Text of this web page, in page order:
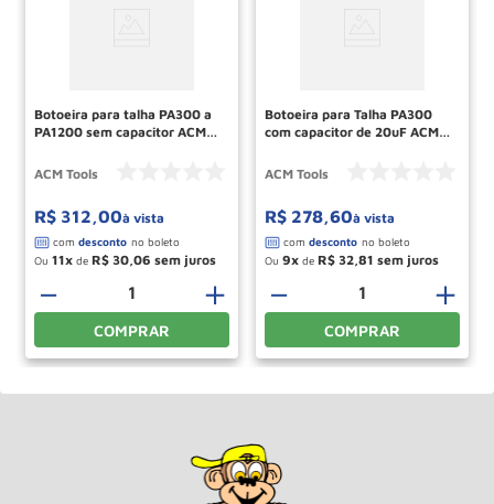
Botoeira para talha PA300 a
PA1200 sem capacitor ACM
ACM Tools
R$ 312,00à vista
Ou 11 de R$ 30 06
＋
－
COMPRAR
Botoeira para Talha PA300
com capacitor de 20uF ACM
ACM Tools
R$ 278,60à vista
Ou 9 de R$ 32 81
＋
－
COMPRAR